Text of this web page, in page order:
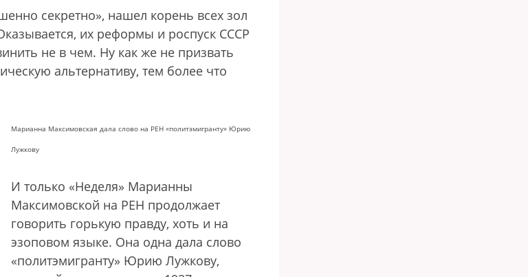
секретно», нашел корень всех зол
их реформы и роспуск СССР
не в чем. Ну как же не призвать
альтернативу, тем более что
Марианна Максимовская дала слово на РЕН «политэмигранту» Юрию
Лужкову
И только «Неделя» Марианны
Максимовской на РЕН продолжает
говорить горькую правду, хоть и на
эзоповом языке. Она одна дала слово
«политэмигранту» Юрию Лужкову,